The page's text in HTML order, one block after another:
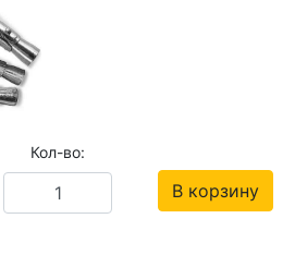
Кол-во:
В корзину